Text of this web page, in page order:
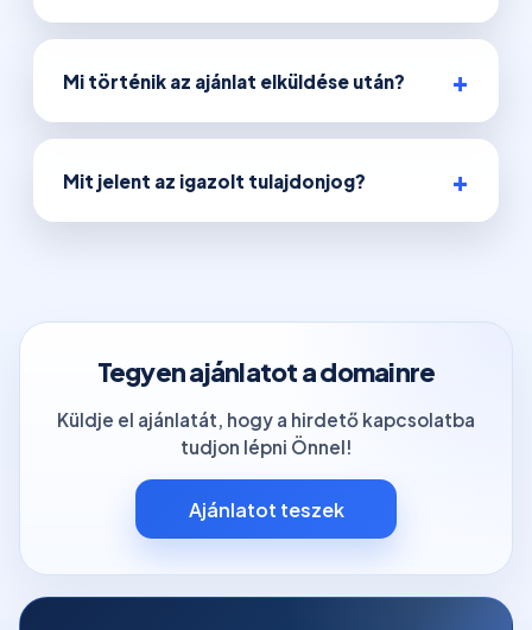
Mi történik az ajánlat elküldése után?
Mit jelent az igazolt tulajdonjog?
Tegyen ajánlatot a domainre
Küldje el ajánlatát, hogy a hirdető kapcsolatba
tudjon lépni Önnel!
Ajánlatot teszek